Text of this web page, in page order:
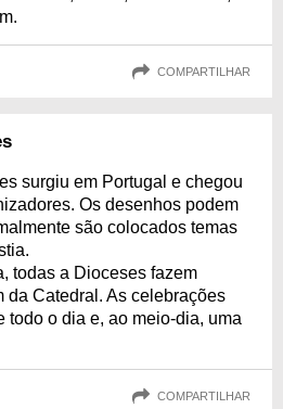
COMPARTILHAR
surgiu em Portugal e chegou
Os desenhos podem
são colocados temas
todas a Dioceses fazem
da Catedral. As celebrações
todo o dia e, ao meio-dia, uma
COMPARTILHAR